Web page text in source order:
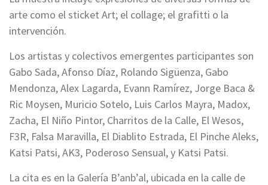
arte como el sticket Art; el collage; el grafitti o la
intervención.
Los artistas y colectivos emergentes participantes son
Gabo Sada, Afonso Díaz, Rolando Sigüenza, Gabo
Mendonza, Alex Lagarda, Evann Ramírez, Jorge Baca &
Ric Moysen, Muricio Sotelo, Luis Carlos Mayra, Madox,
Zacha, El Niño Pintor, Charritos de la Calle, El Wesos,
F3R, Falsa Maravilla, El Diablito Estrada, El Pinche Aleks,
Katsi Patsi, AK3, Poderoso Sensual, y Katsi Patsi.
La cita es en la Galería B’anb’al, ubicada en la calle de